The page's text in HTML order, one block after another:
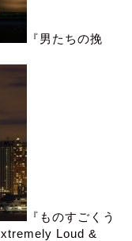
『男たちの挽
『ものすごくう
Loud &